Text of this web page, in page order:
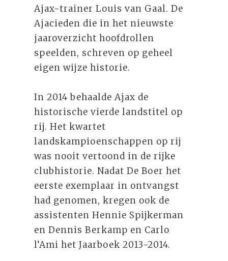
Ajax-trainer Louis van Gaal. De
Ajacieden die in het nieuwste
jaaroverzicht hoofdrollen
speelden, schreven op geheel
eigen wijze historie.
In 2014 behaalde Ajax de
historische vierde landstitel op
rij. Het kwartet
landskampioenschappen op rij
was nooit vertoond in de rijke
clubhistorie. Nadat De Boer het
eerste exemplaar in ontvangst
had genomen, kregen ook de
assistenten Hennie Spijkerman
en Dennis Berkamp en Carlo
l’Ami het Jaarboek 2013-2014.